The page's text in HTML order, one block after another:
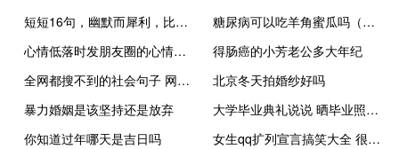
短短16句，幽默而犀利，比鸡汤更给力
糖尿病可以吃羊角蜜瓜吗（月经期可以吃哈蜜瓜吗）
心情低落时发朋友圈的心情说说 心情不好时发的说说可以发朋友圈
得肠癌的小芳老公多大年纪
全网都搜不到的社会句子 网上搜不到的酷句子霸气超拽
北京冬天拍婚纱好吗
暴力婚姻是该坚持还是放弃
大学毕业典礼说说 晒毕业照的朋友圈句子
你知道过年哪天是吉日吗
女生qq扩列宣言搞笑大全 很有意思的扩列说说笑死人